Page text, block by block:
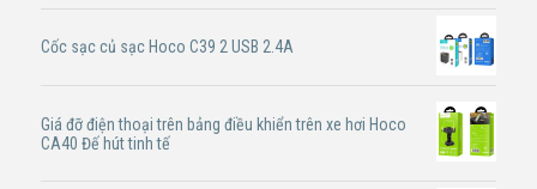
Cốc sạc củ sạc Hoco C39 2 USB 2.4A
Giá đỡ điện thoại trên bảng điều khiển trên xe hơi Hoco
CA40 Đế hút tinh tế